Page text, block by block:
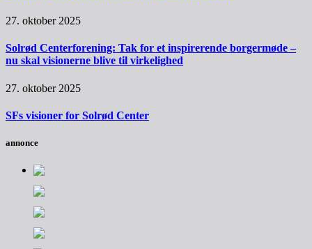
27. oktober 2025
Solrød Centerforening: Tak for et inspirerende borgermøde –
nu skal visionerne blive til virkelighed
27. oktober 2025
SFs visioner for Solrød Center
annonce